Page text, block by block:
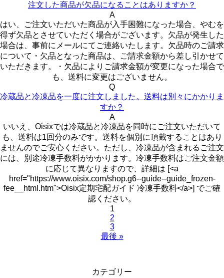
注文した商品が欠品になることはありますか？
A
はい、ご注文いただいた商品が入手困難になった場合、やむを
得ず欠品とさせていただく場合がございます。欠品が発生した
場合は、事前にメールにてご連絡いたします。欠品時のご請求
について・欠品となった商品は、ご請求金額から差し引かせて
いただきます。・欠品によりご請求金額が変更になった場合で
も、送料に変更はございません。
Q
冷蔵品と冷凍品を一度に注文しました。送料は別々にかかりま
すか？
A
いいえ、Oisixでは冷蔵品と冷凍品を同時にご注文いただいて
も、送料は1回分のみです。送料を個別に頂戴することはあり
ませんのでご安心ください。ただし、冷凍品が含まれるご注文
には、別途冷凍手数料がかかります。冷凍手数料はご注文金額
に応じて異なりますので、詳細は [<a
href="https://www.oisix.com/shop.g6--guide--guide_frozen-
fee__html.htm">Oisix定期宅配ガイド 冷凍手数料</a>] でご確
認ください。
1
2
3
最後 »
カテゴリー